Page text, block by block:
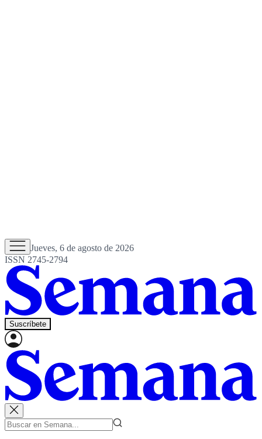
Jueves, 6 de agosto de 2026
ISSN 2745-2794
Suscríbete